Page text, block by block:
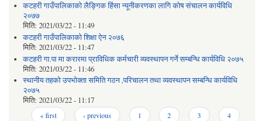
कटहरी गाउँपालिकाको लैङ्गिक हिंसा न्यूनीकरणका लागि कोष संचालन कार्यविधि
२०७७
मिति: 2021/03/22 - 11:49
कटहरी गाउँपालिकाको शिक्षा ऐन २०७६
मिति: 2021/03/22 - 11:47
कटहरी गा.पा मा करारमा प्राविधिक कर्मचारी व्यवस्थापन गर्ने सम्बन्धि कार्यविधि २०७५
मिति: 2021/03/22 - 11:46
स्थानीय तहको उपभोक्ता समिति गठन ,परिचालन तथा व्यवस्थापन सम्बन्धि कार्यविधि
२०७५
मिति: 2021/03/22 - 11:17
Pages « first ‹ previous 1 2 3 4